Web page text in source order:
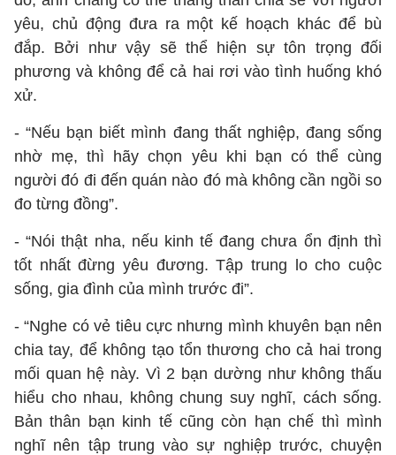
yêu, chủ động đưa ra một kế hoạch khác để bù
đắp. Bởi như vậy sẽ thể hiện sự tôn trọng đối
phương và không để cả hai rơi vào tình huống khó
xử.
- “Nếu bạn biết mình đang thất nghiệp, đang sống
nhờ mẹ, thì hãy chọn yêu khi bạn có thể cùng
người đó đi đến quán nào đó mà không cần ngồi so
đo từng đồng”.
- “Nói thật nha, nếu kinh tế đang chưa ổn định thì
tốt nhất đừng yêu đương. Tập trung lo cho cuộc
sống, gia đình của mình trước đi”.
- “Nghe có vẻ tiêu cực nhưng mình khuyên bạn nên
chia tay, để không tạo tổn thương cho cả hai trong
mối quan hệ này. Vì 2 bạn dường như không thấu
hiểu cho nhau, không chung suy nghĩ, cách sống.
Bản thân bạn kinh tế cũng còn hạn chế thì mình
nghĩ nên tập trung vào sự nghiệp trước, chuyện